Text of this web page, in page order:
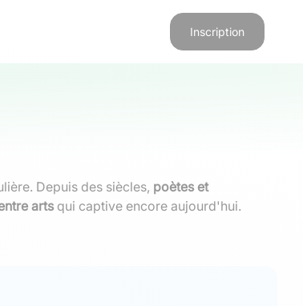
Inscription
Depuis des siècles, poètes et
arts qui captive encore aujourd'hui.